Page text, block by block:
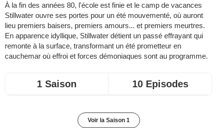
À la fin des années 80, l'école est finie et le camp de vacances
Stillwater ouvre ses portes pour un été mouvementé, où auront
lieu premiers baisers, premiers amours... et premiers meurtres.
En apparence idyllique, Stillwater détient un passé effrayant qui
remonte à la surface, transformant un été prometteur en
cauchemar où effroi et forces démoniaques sont au programme.
1 Saison 10 Episodes
Voir la Saison 1